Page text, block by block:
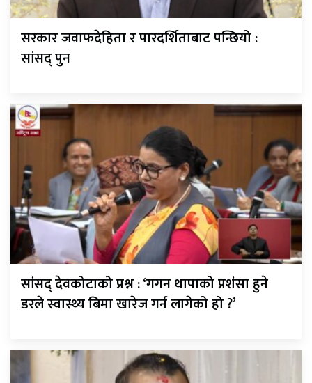
सरकार जवाफदेहिता र पारदर्शिताबाट पन्छियो :
सांसद् पुन
सांसद् देवकोटाको प्रश्न : ‘गगन थापाको प्रशंसा हुने
डरले स्वास्थ्य बिमा खारेज गर्न लागेको हो ?’